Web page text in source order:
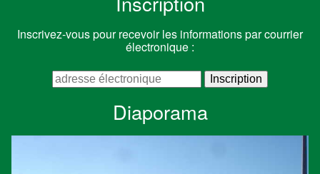
Inscrivez-vous pour recevoir les informations par courrier
électronique :
Diaporama